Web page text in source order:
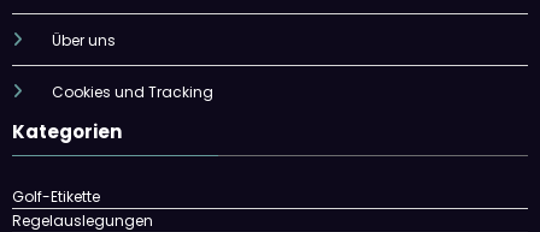
Über uns
Cookies und Tracking
Kategorien
Golf-Etikette
Regelauslegungen